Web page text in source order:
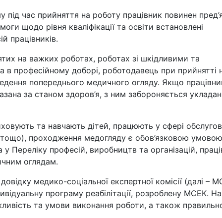
час прийняття на роботу працівник повинен
щодо рівня кваліфікації та освіти встановлені
працівників.
на важких роботах, роботах зі шкідливими та
професійному доборі, роботодавець при прийнятті
попереднього медичного огляду. Якщо
за станом здоров’я, з ним забороняється
та навчають дітей, працюють у сфері
тощо), проходження медогляду є обов’язковою
Переліку професій, виробництв та організацій,
оглядам.
медико-соціальної експертної комісії (далі –
програму реабілітації, розроблену МСЕК. На
та умови виконання роботи, а також